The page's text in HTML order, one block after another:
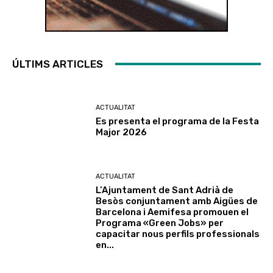
ÚLTIMS ARTICLES
ACTUALITAT
Es presenta el programa de la Festa
Major 2026
ACTUALITAT
L’Ajuntament de Sant Adrià de
Besòs conjuntament amb Aigües de
Barcelona i Aemifesa promouen el
Programa «Green Jobs» per
capacitar nous perfils professionals
en...